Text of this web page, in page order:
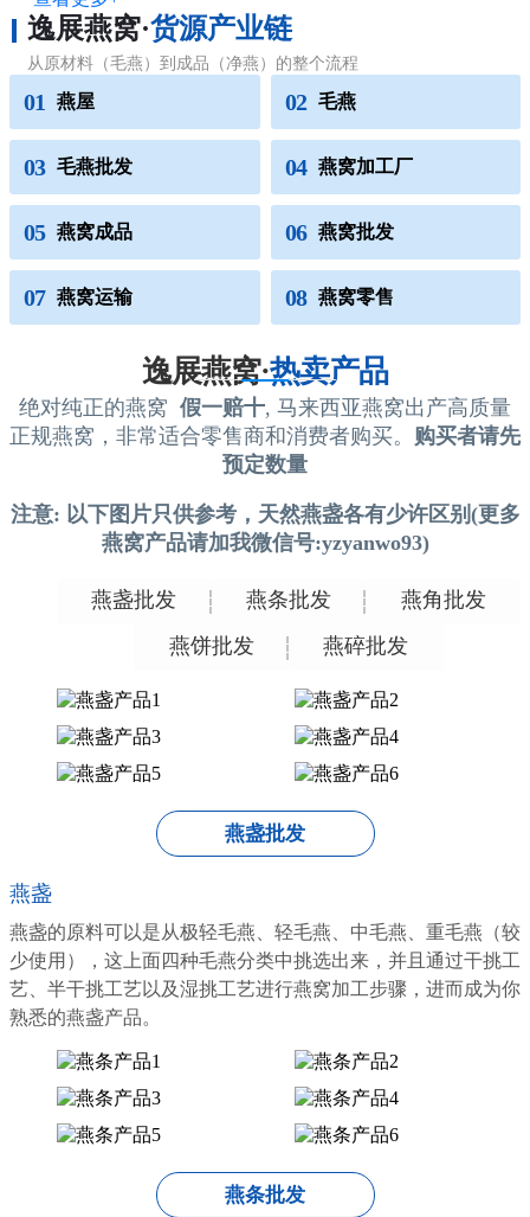
逸展燕窝·货源产业链
从原材料（毛燕）到成品（净燕）的整个流程
01 燕屋 02 毛燕
03 毛燕批发 04 燕窝加工厂
05 燕窝成品 06 燕窝批发
07 燕窝运输 08 燕窝零售
逸展燕窝·热卖产品
绝对纯正的燕窝 假一赔十, 马来西亚燕窝出产高质量
正规燕窝，非常适合零售商和消费者购买。 购买者请先
预定数量
注意: 以下图片只供参考，天然燕盏各有少许区别(更多
燕窝产品请加我微信号:yzyanwo93)
燕盏批发 燕条批发
燕角批发
燕饼批发
燕碎批发
燕盏批发
燕盏
燕盏的原料可以是从极轻毛燕、轻毛燕、中毛燕、重毛燕（较
少使用），这上面四种毛燕分类中挑选出来，并且通过干挑工
艺、半干挑工艺以及湿挑工艺进行燕窝加工步骤，进而成为你
熟悉的燕盏产品。
燕条批发